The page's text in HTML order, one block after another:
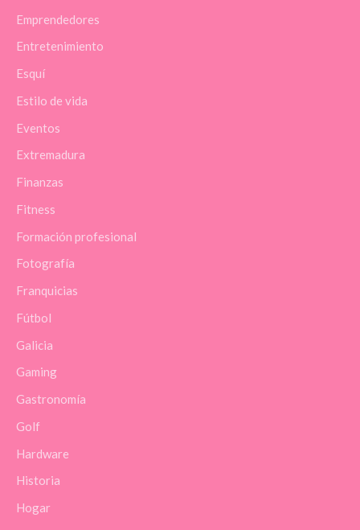
Emprendedores
Entretenimiento
Esquí
Estilo de vida
Eventos
Extremadura
Finanzas
Fitness
Formación profesional
Fotografía
Franquicias
Fútbol
Galicia
Gaming
Gastronomía
Golf
Hardware
Historia
Hogar